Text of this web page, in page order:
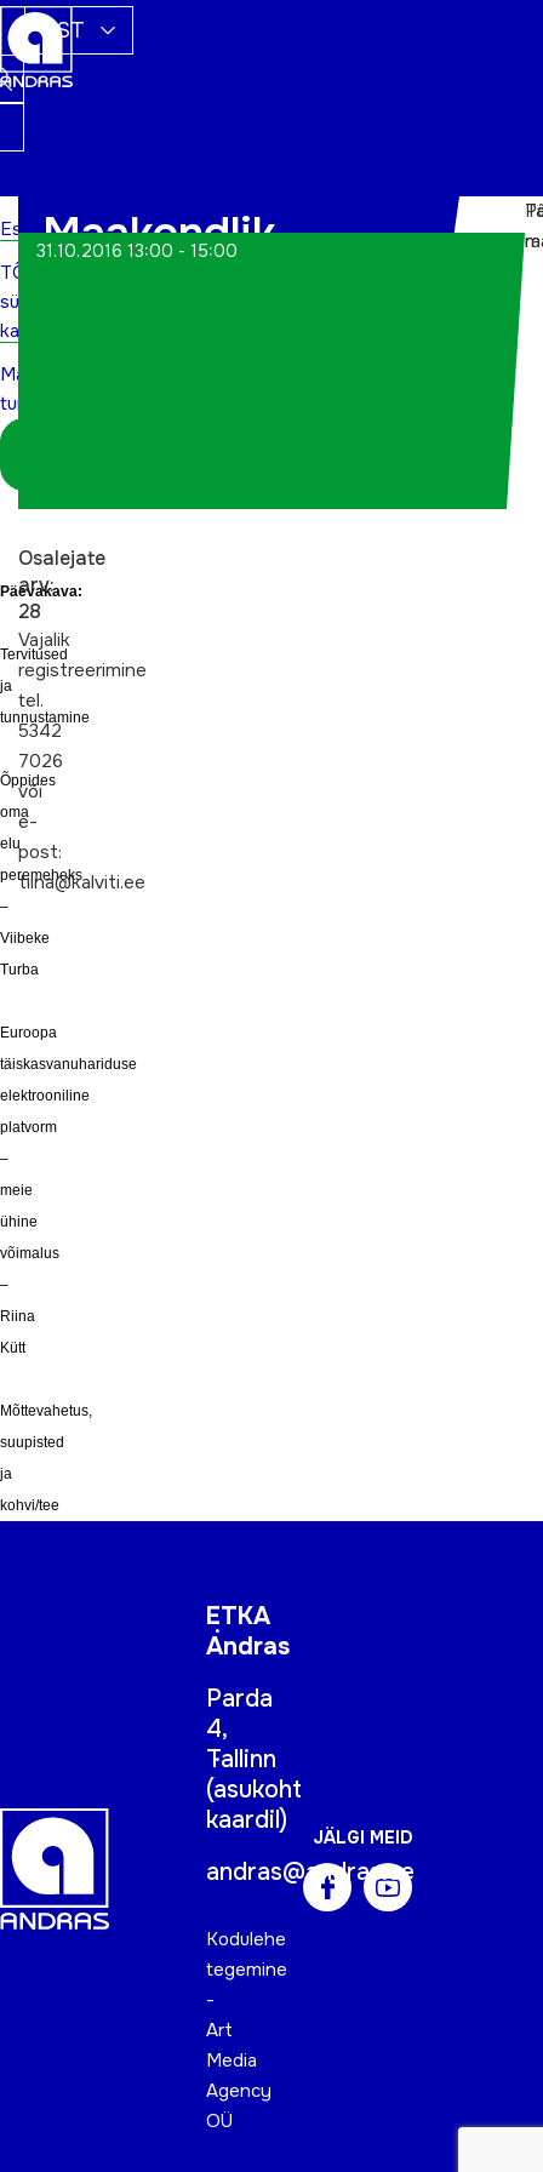
EST
Esileht
TÕN
sündmuste
kalender
Maakondlik
tunnustamisüritus
Maakondlik
31.10.2016 13:00 - 15:00
Päevakava:
Tervitused
ja
tunnustamine
Õppides
oma
elu
peremeheks
–
Viibeke
Turba
Euroopa
täiskasvanuhariduse
elektrooniline
platvorm
–
meie
ühine
võimalus
–
Riina
Kütt
Mõttevahetus,
suupisted
ja
kohvi/tee
Osalejate
arv:
28
Vajalik
registreerimine
tel.
5342
7026
või
e-
post:
tiina@kalviti.ee
ETKA
Andras
Parda
4,
Tallinn
(asukoht
kaardil)
andras@andras.ee
Kodulehe
tegemine
-
Art
Media
Agency
OÜ
JÄLGI MEID